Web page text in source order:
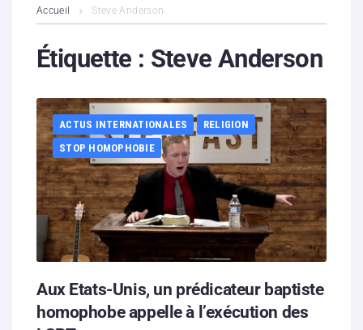
Contenus litigieux
Boutique
Partenaires
Contacts
Hébergement solidaire
Accueil Steve Anderson
Étiquette : Steve Anderson
ACTUS INTERNATIONALES
RELIGION
STOP HOMOPHOBIE
Aux Etats-Unis, un prédicateur baptiste
homophobe appelle à l’exécution des